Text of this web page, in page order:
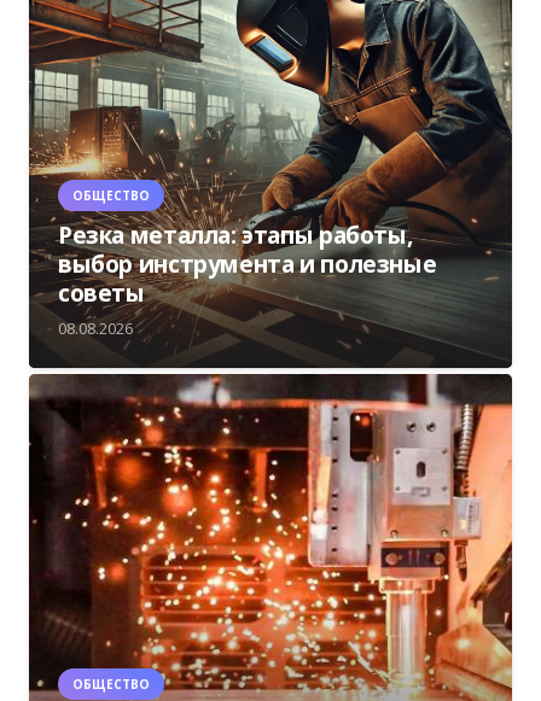
ОБЩЕСТВО
Резка металла: этапы работы,
выбор инструмента и полезные
советы
08.08.2026
ОБЩЕСТВО